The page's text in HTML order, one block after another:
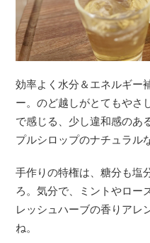
効率よく水分＆エネルギー
ー。のど越しがとてもやさ
で感じる、少し違和感のあ
プルシロップのナチュラル
手作りの特権は、糖分も塩
ろ。気分で、ミントやロー
レッシュハーブの香りアレ
ね。